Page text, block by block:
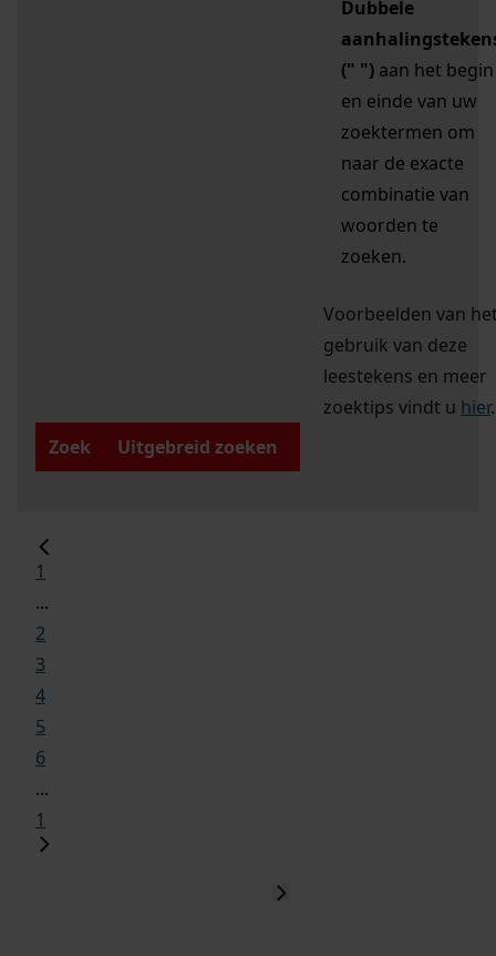
Dubbele
(" ") aan het begin
en einde van uw
zoektermen om
naar de exacte
combinatie van
woorden te
zoeken.
Voorbeelden van
gebruik van deze
leestekens en meer
zoektips vindt u hier.
Zoek
Uitgebreid zoeken
1
...
2
3
4
5
6
...
1